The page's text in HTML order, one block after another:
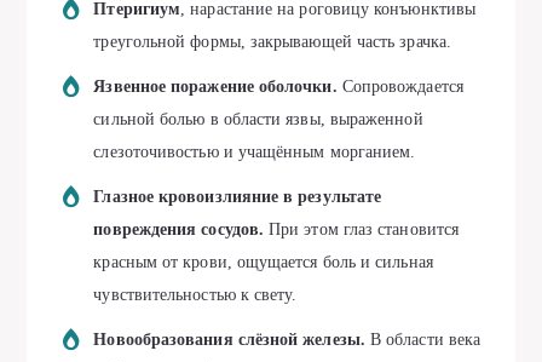
Птеригиум, нарастание на роговицу конъюнктивы
треугольной формы, закрывающей часть зрачка.
Язвенное поражение оболочки. Сопровождается
сильной болью в области язвы, выраженной
слезоточивостью и учащённым морганием.
Глазное кровоизлияние в результате
повреждения сосудов. При этом глаз становится
красным от крови, ощущается боль и сильная
чувствительностью к свету.
Новообразования слёзной железы. В области века